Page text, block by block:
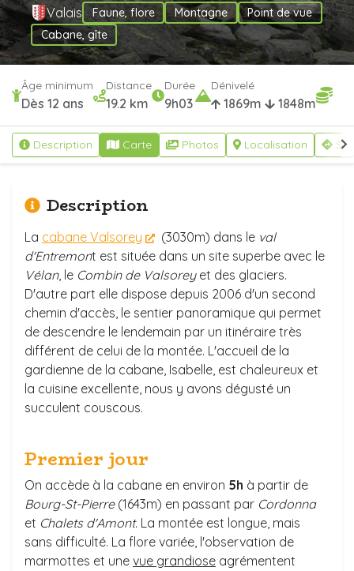
Valais Faune, flore Montagne
Point de vue
Cabane, gîte
Âge minimum
Dès 12 ans
Distance
19.2 km
Durée
9h03
Dénivelé
1869m 1848m
Description Carte Photos Localisation S'y
Description
La cabane Valsorey (3030m) dans le val
d'Entremont est située dans un site superbe avec le
Vélan, le Combin de Valsoreyet des glaciers.
D'autre part elle dispose depuis 2006 d'un second
chemin d'accès, le sentier panoramique qui permet
de descendre le lendemain par un itinéraire très
différent de celui de la montée. L'accueil de la
gardienne de la cabane, Isabelle, est chaleureux et
la cuisine excellente, nous y avons dégusté un
succulent couscous.
Premier jour
On accède à la cabane en environ 5h à partir de
Bourg-St-Pierre(1643m) en passant par Cordonna
et Chalets d'Amont. La montée est longue, mais
sans difficulté. La flore variée, l'observation de
marmottes et une vue grandiose agrémentent